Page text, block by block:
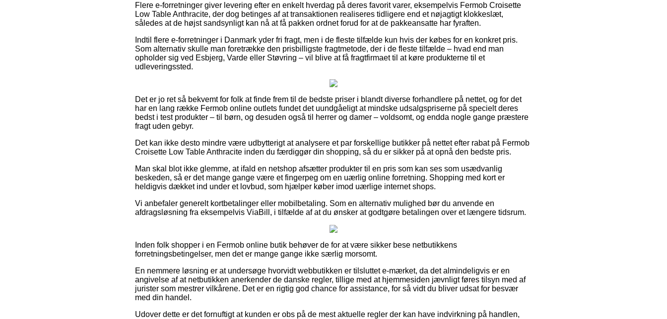
Flere e-forretninger giver levering efter en enkelt hverdag på deres favorit varer, eksempelvis Fermob Croisette
Low Table Anthracite, der dog betinges af at transaktionen realiseres tidligere end et nøjagtigt klokkeslæt,
således at de højst sandsynligt kan nå at få pakken ordnet forud for at de pakkeansatte har fyraften.
Indtil flere e-forretninger i Danmark yder fri fragt, men i de fleste tilfælde kun hvis der købes for en konkret pris.
Som alternativ skulle man foretrække den prisbilligste fragtmetode, der i de fleste tilfælde – hvad end man
opholder sig ved Esbjerg, Varde eller Støvring – vil blive at få fragtfirmaet til at køre produkterne til et
udleveringssted.
Det er jo ret så bekvemt for folk at finde frem til de bedste priser i blandt diverse forhandlere på nettet, og for det
har en lang række Fermob online outlets fundet det uundgåeligt at mindske udsalgspriserne på specielt deres
bedst i test produkter – til børn, og desuden også til herrer og damer – voldsomt, og endda nogle gange præstere
fragt uden gebyr.
Det kan ikke desto mindre være udbytterigt at analysere et par forskellige butikker på nettet efter rabat på Fermob
Croisette Low Table Anthracite inden du færdiggør din shopping, så du er sikker på at opnå den bedste pris.
Man skal blot ikke glemme, at ifald en netshop afsætter produkter til en pris som kan ses som usædvanlig
beskeden, så er det mange gange være et fingerpeg om en uærlig online forretning. Shopping med kort er
heldigvis dækket ind under et lovbud, som hjælper køber imod uærlige internet shops.
Vi anbefaler generelt kortbetalinger eller mobilbetaling. Som en alternativ mulighed bør du anvende en
afdragsløsning fra eksempelvis ViaBill, i tilfælde af at du ønsker at godtgøre betalingen over et længere tidsrum.
Inden folk shopper i en Fermob online butik behøver de for at være sikker bese netbutikkens
forretningsbetingelser, men det er mange gange ikke særlig morsomt.
En nemmere løsning er at undersøge hvorvidt webbutikken er tilsluttet e-mærket, da det almindeligvis er en
angivelse af at netbutikken anerkender de danske regler, tillige med at hjemmesiden jævnligt føres tilsyn med af
jurister som mestrer vilkårene. Det er en rigtig god chance for assistance, for så vidt du bliver udsat for besvær
med din handel.
Udover dette er det fornuftigt at kunden er obs på de mest aktuelle regler der kan have indvirkning på handlen,